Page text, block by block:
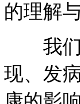
的理解
我们
现、发